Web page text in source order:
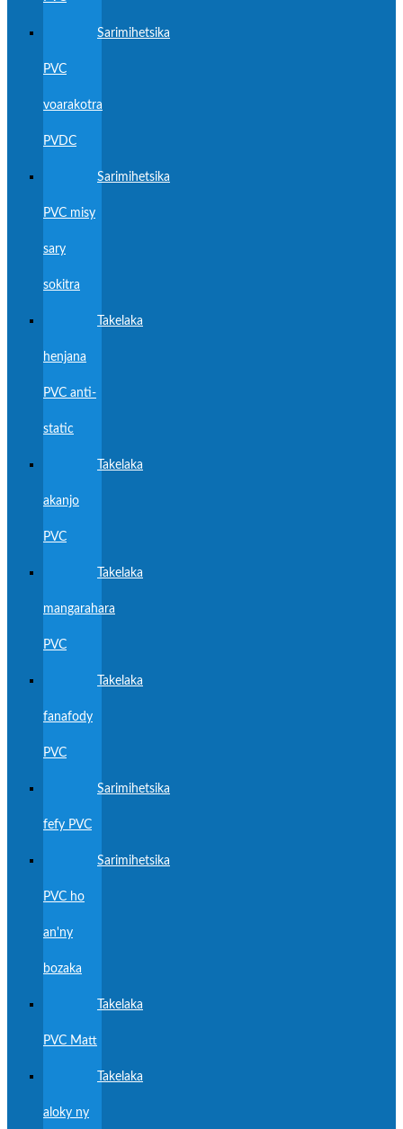
Sarimihetsika
PVC
voarakotra
PVDC
Sarimihetsika
PVC misy
sary
sokitra
Takelaka
henjana
PVC anti-
static
Takelaka
akanjo
PVC
Takelaka
mangarahara
PVC
Takelaka
fanafody
PVC
Sarimihetsika
fefy PVC
Sarimihetsika
PVC ho
an'ny
bozaka
Takelaka
PVC Matt
Takelaka
aloky ny